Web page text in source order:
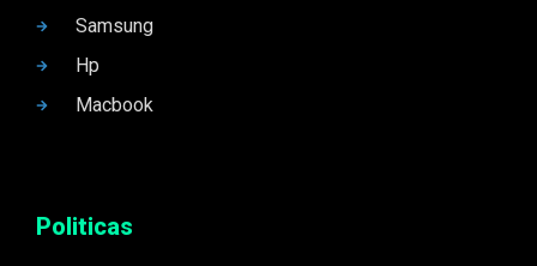
Samsung
Hp
Macbook
Politicas